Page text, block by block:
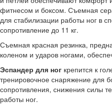
фитнесом и боксом. Съемная
для стабилизации работы ног в
сопротивление до 11 кг.
Съемная красная резинка,
коленом и ударов ногами,
Эспандер для ног крепится к
тренировочное снаряжение для
сопротивления, снижения силы
работы ног.